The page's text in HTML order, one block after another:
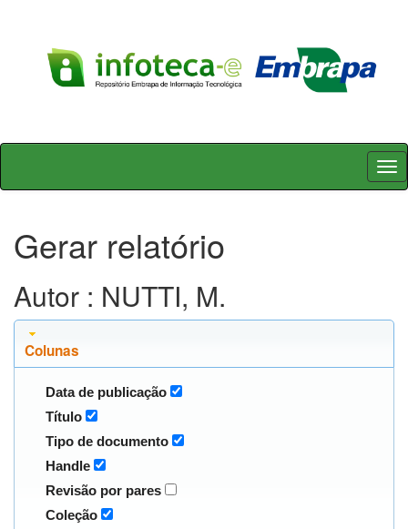
Skip
Gerar relatório
Autor : NUTTI, M.
Colunas
Data de publicação
Título
Tipo de documento
Handle
Revisão por pares
Coleção